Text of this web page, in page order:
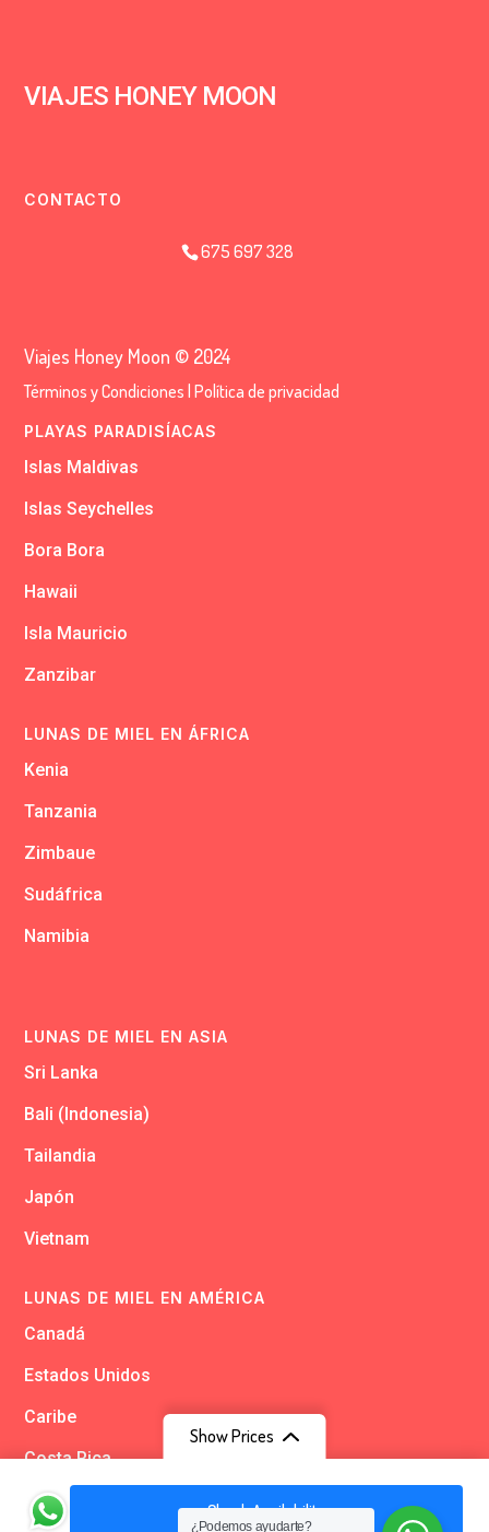
Show Prices
From €3.025
€3.025 Check Availability
VIAJES HONEY MOON
CONTACTO
675 697 328
Viajes Honey Moon © 2024
Términos y Condiciones |Política de privacidad
PLAYAS PARADISÍACAS
Islas Maldivas
Islas Seychelles
Bora Bora
Hawaii
Isla Mauricio
Zanzibar
LUNAS DE MIEL EN ÁFRICA
Kenia
Tanzania
Zimbaue
Sudáfrica
Namibia
LUNAS DE MIEL EN ASIA
Sri Lanka
Bali (Indonesia)
Tailandia
Japón
Vietnam
LUNAS DE MIEL EN AMÉRICA
Canadá
Estados Unidos
Caribe
Costa Rica
Argentina
¿Podemos ayudarte?